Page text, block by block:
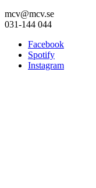
mcv@mcv.se
031-144 044
Facebook
Spotify
Instagram